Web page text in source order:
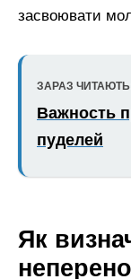
засвоювати
ЗАРАЗ
Важность
пуделей
Як